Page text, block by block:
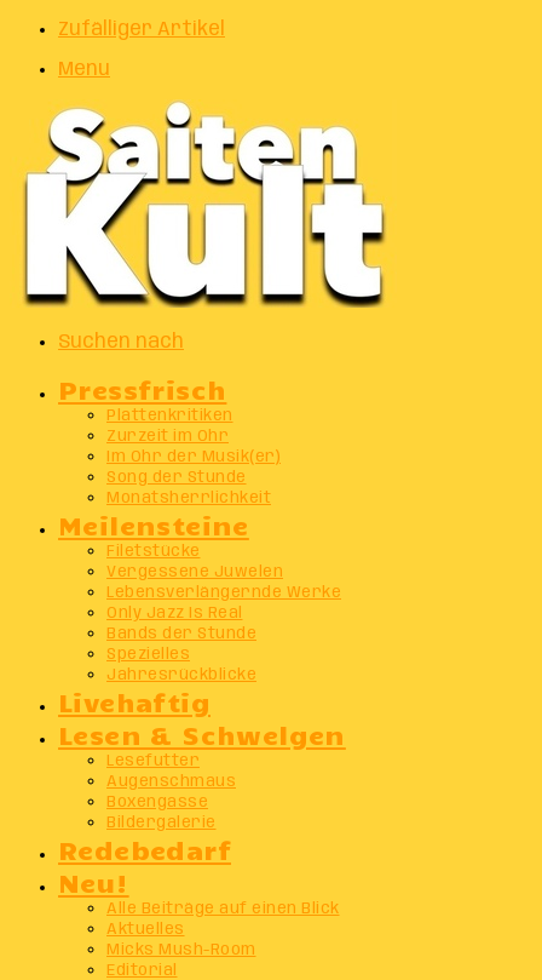
Zufälliger Artikel
Menu
Suchen nach
Pressfrisch
Plattenkritiken
Zurzeit im Ohr
Im Ohr der Musik(er)
Song der Stunde
Monatsherrlichkeit
Meilensteine
Filetstücke
Vergessene Juwelen
Lebensverlängernde Werke
Only Jazz Is Real
Bands der Stunde
Spezielles
Jahresrückblicke
Livehaftig
Lesen & Schwelgen
Lesefutter
Augenschmaus
Boxengasse
Bildergalerie
Redebedarf
Neu!
Alle Beiträge auf einen Blick
Aktuelles
Micks Mush-Room
Editorial